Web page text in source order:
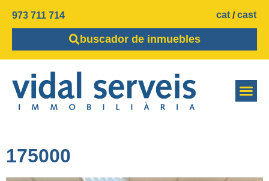
973 711 714 cat cast
buscador de inmuebles
175000